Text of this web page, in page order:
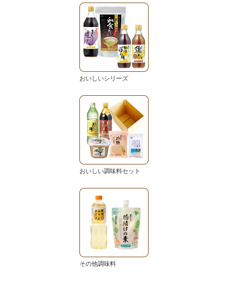
おいしいシリーズ
おいしい調味料セット
その他調味料